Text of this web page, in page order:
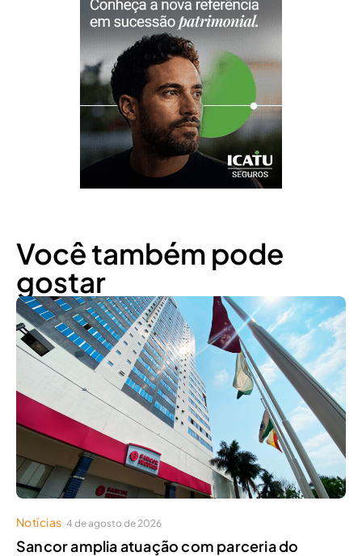
Você também pode
gostar
Notícias 4 de agosto de 2026
Sancor amplia atuação com parceria do